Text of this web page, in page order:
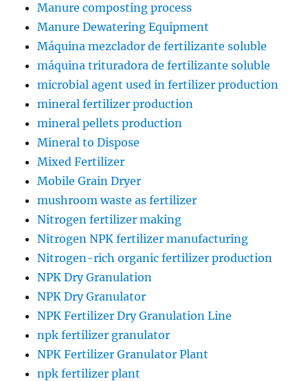
Manure composting process
Manure Dewatering Equipment
Máquina mezclador de fertilizante soluble
máquina trituradora de fertilizante soluble
microbial agent used in fertilizer production
mineral fertilizer production
mineral pellets production
Mineral to Dispose
Mixed Fertilizer
Mobile Grain Dryer
mushroom waste as fertilizer
Nitrogen fertilizer making
Nitrogen NPK fertilizer manufacturing
Nitrogen-rich organic fertilizer production
NPK Dry Granulation
NPK Dry Granulator
NPK Fertilizer Dry Granulation Line
npk fertilizer granulator
NPK Fertilizer Granulator Plant
npk fertilizer plant